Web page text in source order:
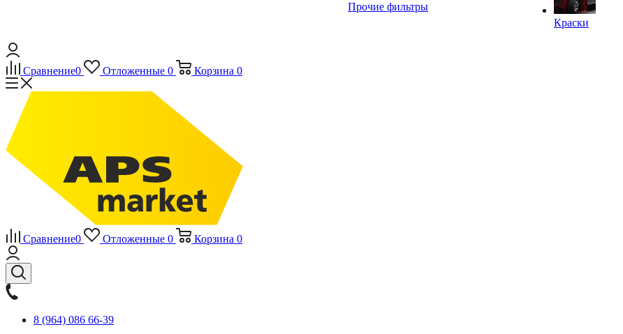
Прочие фильтры
Краски
Сравнение0 Отложенные 0 Корзина 0
Сравнение0 Отложенные 0 Корзина 0
8 (964) 086 66-39